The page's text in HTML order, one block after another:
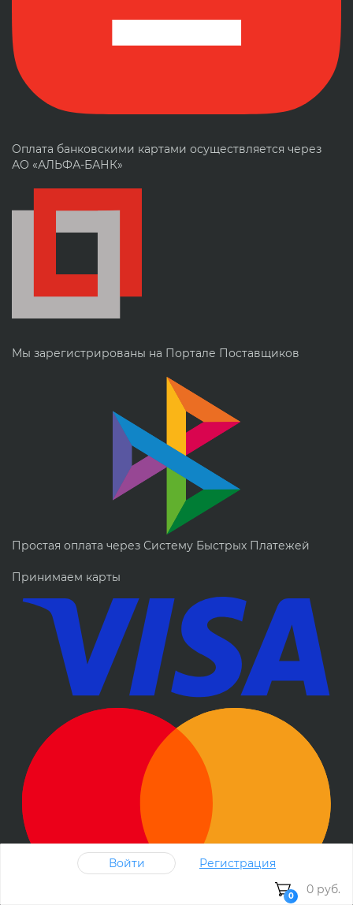
Оплата банковскими картами осуществляется через
АО «АЛЬФА-БАНК»
Мы зарегистрированы на Портале Поставщиков
Простая оплата через Систему Быстрых Платежей
Принимаем карты
Войти Регистрация
0 0 руб.